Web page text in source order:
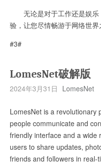
无论是对于工作还是娱乐
验，让您尽情畅游于网络世界
#3#
LomesNet破解版
2024年3月31日 LomesNet
LomesNet is a revolutionary
people communicate and
friendly interface and a wide
users to share updates,
friends and followers in real-